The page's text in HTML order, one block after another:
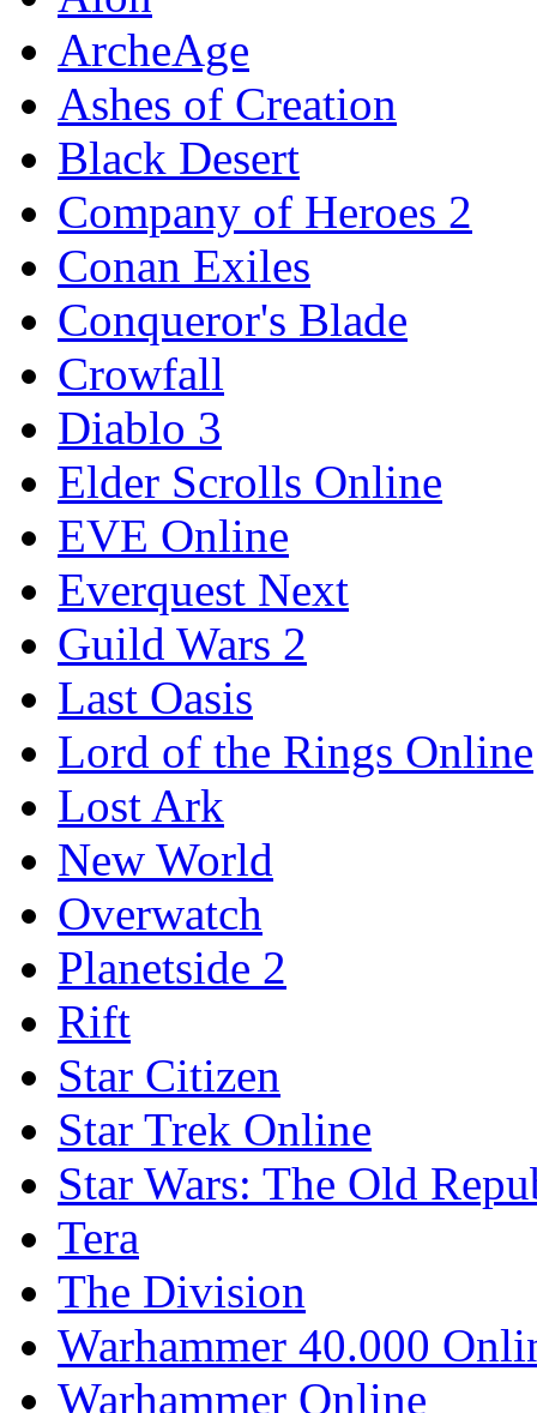
ArcheAge
Ashes of Creation
Black Desert
Company of Heroes 2
Conan Exiles
Conqueror's Blade
Crowfall
Diablo 3
Elder Scrolls Online
EVE Online
Everquest Next
Guild Wars 2
Last Oasis
Lord of the Rings Online
Lost Ark
New World
Overwatch
Planetside 2
Rift
Star Citizen
Star Trek Online
Star Wars: The Old
Tera
The Division
Warhammer 40.000
Warhammer Online